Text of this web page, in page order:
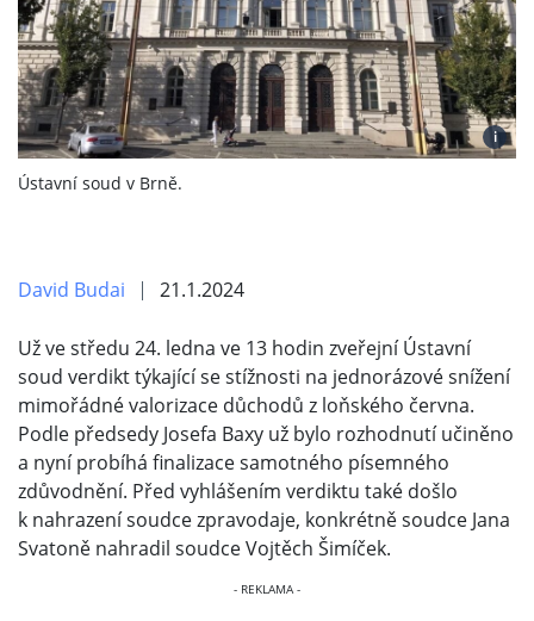
i
Ústavní soud v Brně.
David Budai 21.1.2024
Už ve středu 24. ledna ve 13 hodin zveřejní Ústavní
soud verdikt týkající se stížnosti na jednorázové snížení
mimořádné valorizace důchodů z loňského června.
Podle předsedy Josefa Baxy už bylo rozhodnutí učiněno
a nyní probíhá finalizace samotného písemného
zdůvodnění. Před vyhlášením verdiktu také došlo
k nahrazení soudce zpravodaje, konkrétně soudce Jana
Svatoně nahradil soudce Vojtěch Šimíček.